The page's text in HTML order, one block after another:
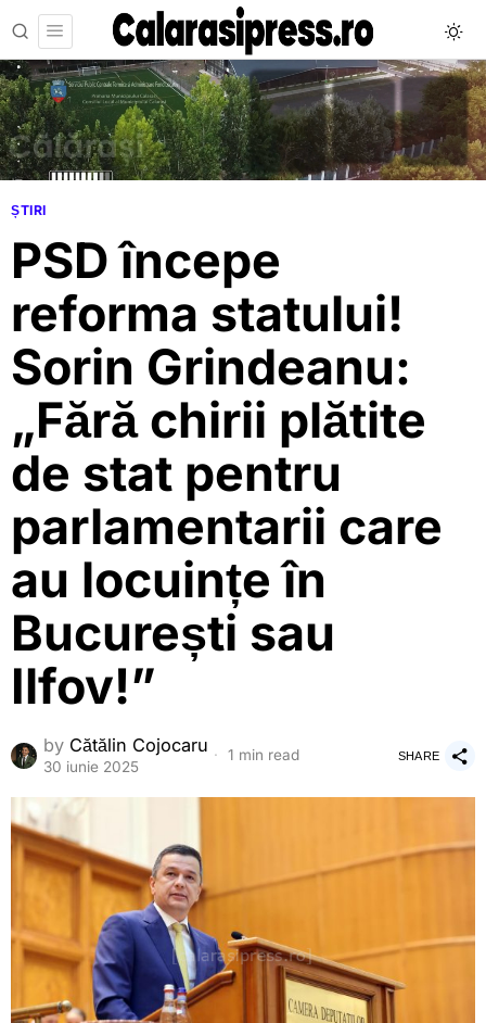
ȘTIRI
PSD începe
reforma statului!
Sorin Grindeanu:
„Fără chirii plătite
de stat pentru
parlamentarii care
au locuințe în
București sau
Ilfov!”
by Cătălin Cojocaru
30 iunie 2025
1 min read SHARE